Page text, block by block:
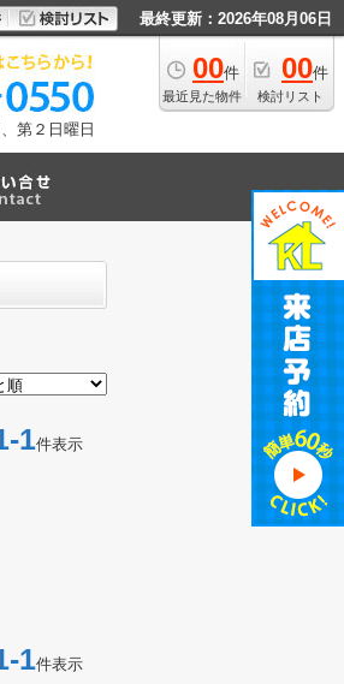
最終更新：2026年08月06日
00件
最近見た物件
00件
検討リスト
第２日曜日
1件表示
1件表示